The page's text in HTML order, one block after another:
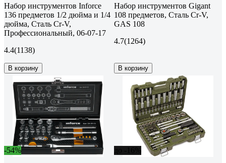
Набор инструментов Inforce
136 предметов 1/2 дюйма и 1/4
дюйма, Сталь Cr-V,
Профессиональный, 06-07-17
4.4(1138)
В корзину
Набор инструментов Gigant
108 предметов, Сталь Cr-V,
GAS 108
4.7(1264)
В корзину
-54%